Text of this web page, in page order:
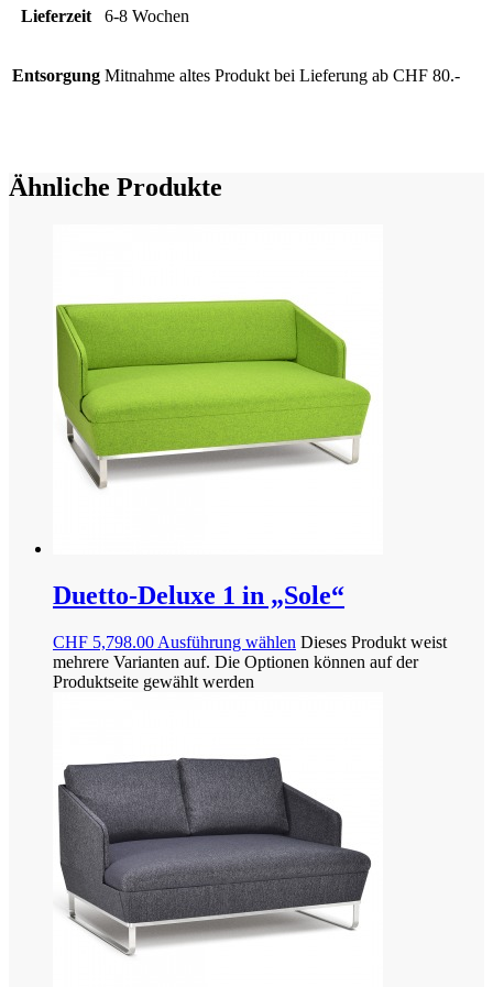
Lieferzeit 6-8 Wochen
Entsorgung Mitnahme altes Produkt bei Lieferung ab CHF 80.-
Ähnliche Produkte
Duetto-Deluxe 1 in „Sole“
CHF 5,798.00 Ausführung wählen Dieses Produkt weist
mehrere Varianten auf. Die Optionen können auf der
Produktseite gewählt werden